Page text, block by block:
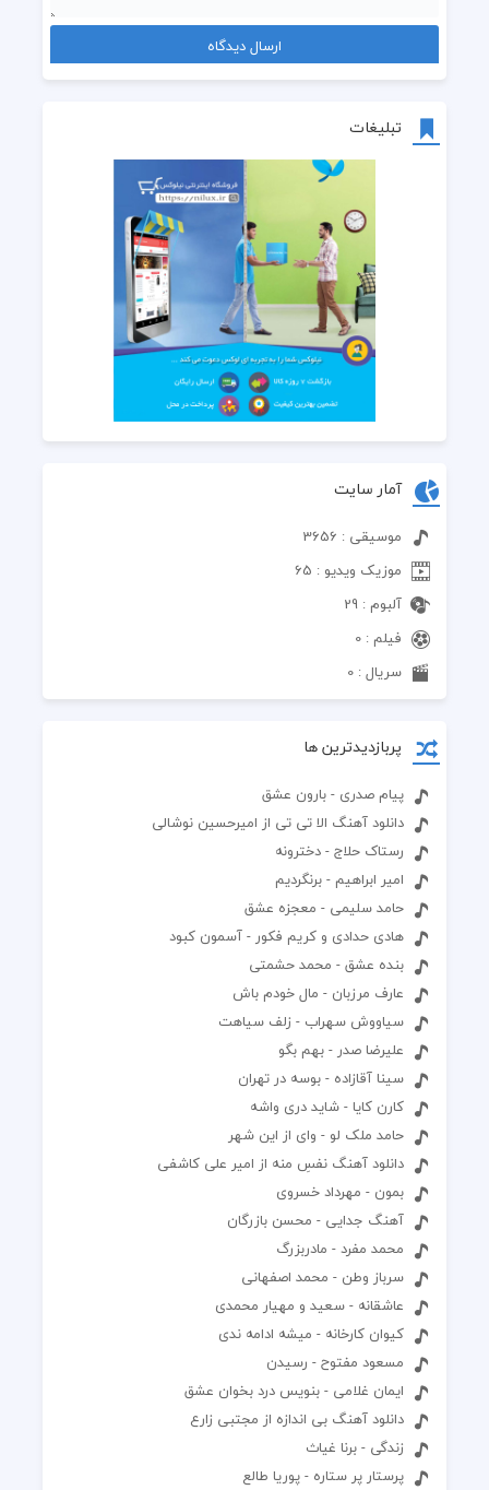
تبلیغات
آمار سایت
موسیقی : 3656
موزیک ویدیو : 65
آلبوم : 29
فیلم : 0
سریال : 0
پربازدیدترین ها
پیام صدری - بارون عشق
دانلود آهنگ الا تی تی از امیرحسین نوشالی
رستاک حلاج - دخترونه
امیر ابراهیم - برنگردیم
حامد سلیمی - معجزه عشق
هادی حدادی و کریم فکور - آسمون کبود
بنده عشق - محمد حشمتی
عارف مرزبان - مال خودم باش
سیاووش سهراب - زلف سیاهت
علیرضا صدر - بهم بگو
سینا آقازاده - بوسه در تهران
کارن کایا - شاید دری واشه
حامد ملک لو - وای از این شهر
دانلود آهنگ نفسِ منه از امیر علی کاشفی
بمون - مهرداد خسروی
آهنگ جدایی - محسن بازرگان
محمد مفرد - مادربزرگ
سرباز وطن - محمد اصفهانی
عاشقانه - سعید و مهیار محمدی
کیوان کارخانه - میشه ادامه ندی
مسعود مفتوح - رسیدن
ایمان غلامی - بنویس درد بخوان عشق
دانلود آهنگ بی اندازه از مجتبی زارع
زندگی - برنا غیاث
پرستار پر ستاره - پوریا طالع